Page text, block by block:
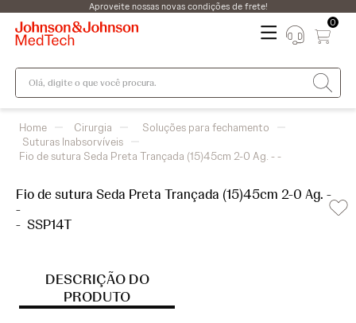
Aproveite nossas novas condições de frete!
0
Olá, digite o que você procura.
Cirurgia
Soluções para fechamento
Suturas Inabsorvíveis
Fio de sutura Seda Preta Trançada (15)45cm 2-0 Ag. - -
Fio de sutura Seda Preta Trançada (15)45cm 2-0 Ag. -
-
- SSP14T
DESCRIÇÃO DO
PRODUTO